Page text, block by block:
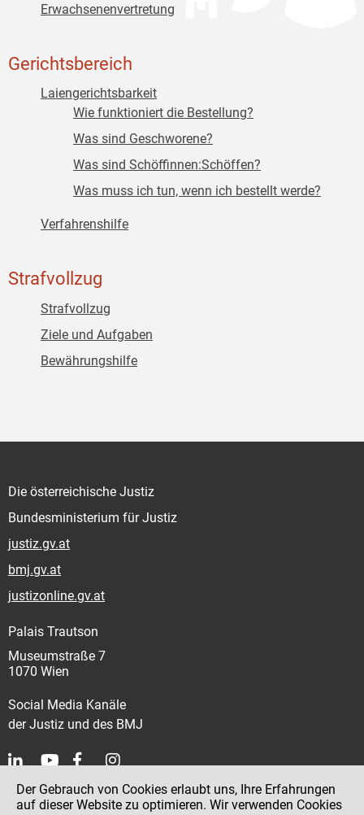
Erwachsenenvertretung
Gerichtsbereich
Laiengerichtsbarkeit
Wie funktioniert die Bestellung?
Was sind Geschworene?
Was sind Schöffinnen:Schöffen?
Was muss ich tun, wenn ich bestellt werde?
Verfahrenshilfe
Strafvollzug
Strafvollzug
Ziele und Aufgaben
Bewährungshilfe
Die österreichische Justiz
Bundesministerium für Justiz
justiz.gv.at
bmj.gv.at
justizonline.gv.at
Palais Trautson
Museumstraße 7
1070 Wien
Social Media Kanäle
der Justiz und des BMJ
Kontakt
Der Gebrauch von Cookies erlaubt uns, Ihre Erfahrungen
auf dieser Website zu optimieren. Wir verwenden Cookies